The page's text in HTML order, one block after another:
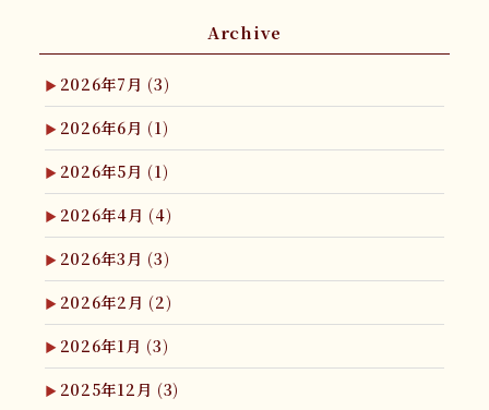
Archive
2026年7月 (3)
2026年6月 (1)
2026年5月 (1)
2026年4月 (4)
2026年3月 (3)
2026年2月 (2)
2026年1月 (3)
2025年12月 (3)